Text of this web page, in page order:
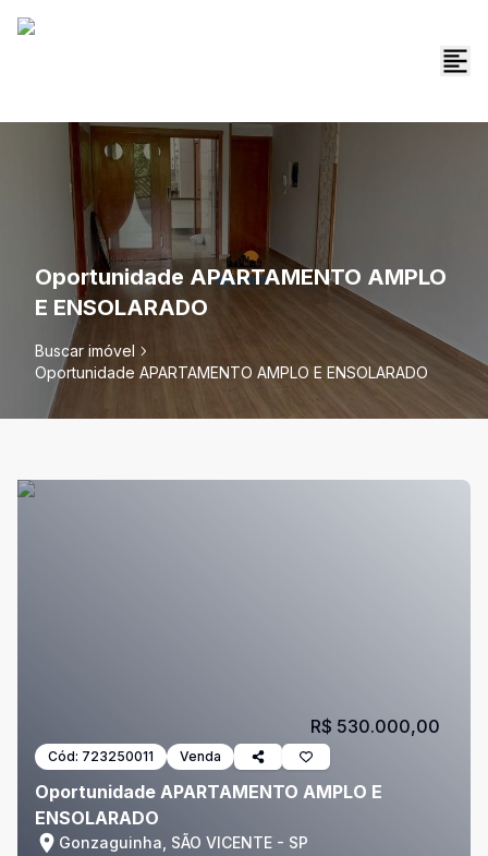
Oportunidade APARTAMENTO AMPLO
E ENSOLARADO
Buscar imóvel
Oportunidade APARTAMENTO AMPLO E ENSOLARADO
Cód: 723250011 Venda
Oportunidade APARTAMENTO AMPLO E
ENSOLARADO
Gonzaguinha, SÃO VICENTE - SP
R$ 530.000,00